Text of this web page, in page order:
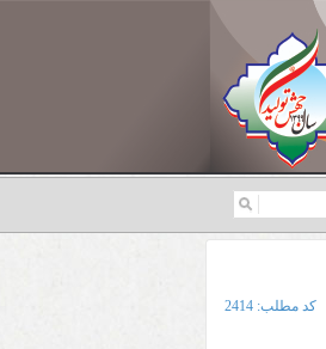
کد مطلب: 2414